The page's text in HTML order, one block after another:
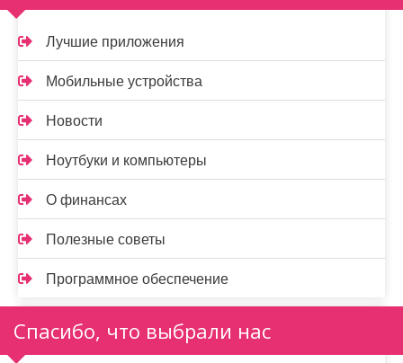
Лучшие приложения
Мобильные устройства
Новости
Ноутбуки и компьютеры
О финансах
Полезные советы
Программное обеспечение
Спасибо, что выбрали нас